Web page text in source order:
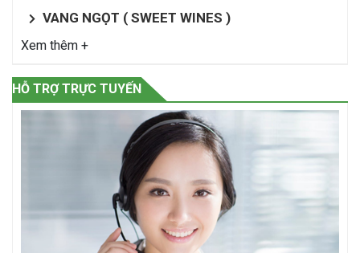
VANG NGỌT ( SWEET WINES )
Xem thêm +
HỖ TRỢ TRỰC TUYẾN